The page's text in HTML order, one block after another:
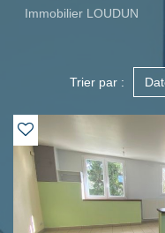
Immobilier LOUDUN
Trier par :